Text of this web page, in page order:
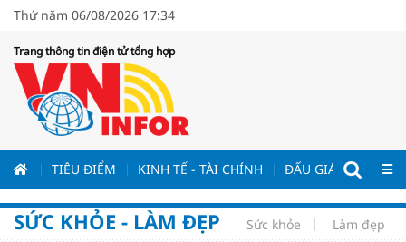
Thứ năm 06/08/2026 17:34
Trang thông tin điện tử tổng hợp
TIÊU ĐIỂM KINH TẾ - TÀI CHÍNH ĐẤU GIÁ - ĐẤU
SỨC KHỎE - LÀM ĐẸP Sức khỏe Làm đẹp